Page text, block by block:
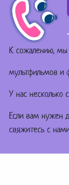
К сожалению, мы
мультфильмов и
У нас несколько
Если вам нужен
свяжитесь с